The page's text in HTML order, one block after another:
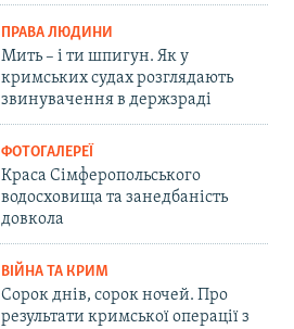
ПРАВА ЛЮДИНИ
Мить – і ти шпигун. Як у
кримських судах розглядають
звинувачення в держзраді
ФОТОГАЛЕРЕЇ
Краса Сімферопольського
водосховища та занедбаність
довкола
ВІЙНА ТА КРИМ
Сорок днів, сорок ночей. Про
результати кримської операції з